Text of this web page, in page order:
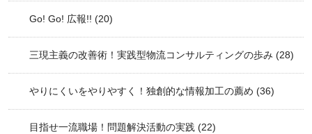
Go! Go! 広報!! (20)
三現主義の改善術！実践型物流コンサルティングの歩み (28)
やりにくいをやりやすく！独創的な情報加工の薦め (36)
目指せ一流職場！問題解決活動の実践 (22)